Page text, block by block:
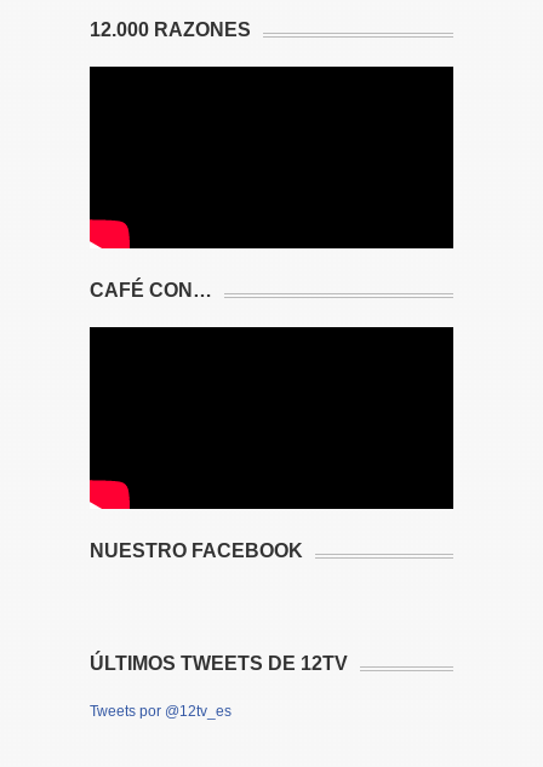
12.000 RAZONES
CAFÉ CON…
NUESTRO FACEBOOK
ÚLTIMOS TWEETS DE 12TV
Tweets por @12tv_es